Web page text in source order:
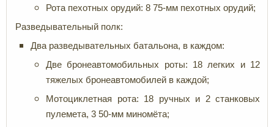
Рота пехотных орудий: 8 75-мм пехотных орудий;
Разведывательный полк:
Два разведывательных батальона, в каждом:
Две бронеавтомобильных роты: 18 легких и 12
тяжелых бронеавтомобилей в каждой;
Мотоциклетная рота: 18 ручных и 2 станковых
пулемета, 3 50-мм миномёта;